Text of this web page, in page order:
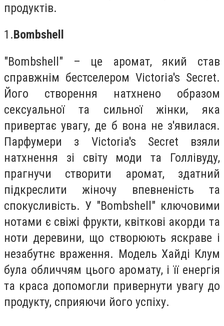
продуктів.
1.Bombshell
"Bombshell" – це аромат, який став
справжнім бестселером Victoria's Secret.
Його створення натхнено образом
сексуальної та сильної жінки, яка
привертає увагу, де б вона не з'явилася.
Парфумери з Victoria's Secret взяли
натхнення зі світу моди та Голлівуду,
прагнучи створити аромат, здатний
підкреслити жіночу впевненість та
спокусливість. У "Bombshell" ключовими
нотами є свіжі фрукти, квіткові акорди та
ноти деревини, що створюють яскраве і
незабутнє враження. Модель Хайді Клум
була обличчям цього аромату, і її енергія
та краса допомогли привернути увагу до
продукту, сприяючи його успіху.